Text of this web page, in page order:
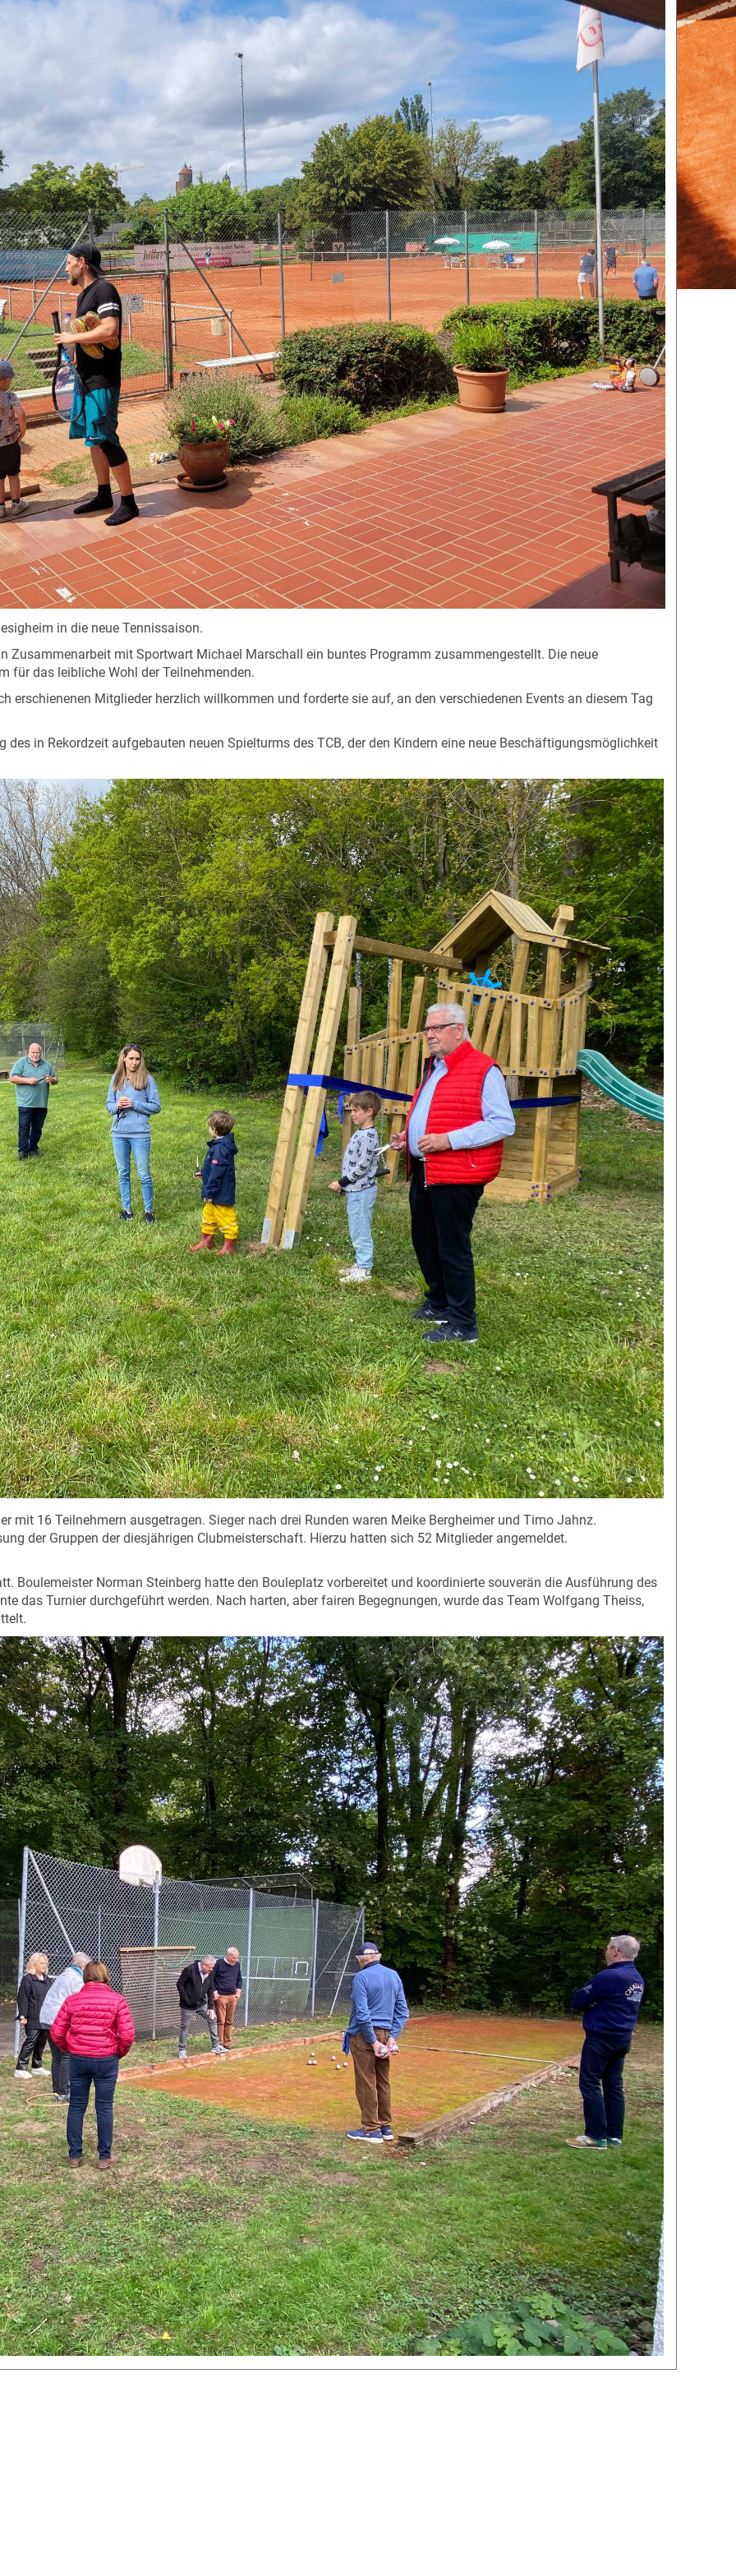
in die neue Tennissaison.
Zusammenarbeit mit Sportwart Michael Marschall ein buntes Programm zusammengestellt. Die neue
für das leibliche Wohl der Teilnehmenden.
erschienenen Mitglieder herzlich willkommen und forderte sie auf, an den verschiedenen Events an diesem Tag
in Rekordzeit aufgebauten neuen Spielturms des TCB, der den Kindern eine neue Beschäftigungsmöglichkeit
mit 16 Teilnehmern ausgetragen. Sieger nach drei Runden waren Meike Bergheimer und Timo Jahnz.
der Gruppen der diesjährigen Clubmeisterschaft. Hierzu hatten sich 52 Mitglieder angemeldet.
Boulemeister Norman Steinberg hatte den Bouleplatz vorbereitet und koordinierte souverän die Ausführung des
das Turnier durchgeführt werden. Nach harten, aber fairen Begegnungen, wurde das Team Wolfgang Theiss,